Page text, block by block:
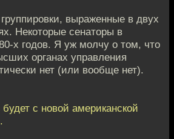
выраженные в двух
Некоторые сенаторы в
х годов. Я уж молчу о том, что
органах управления
нет (или вообще нет).
с новой американской